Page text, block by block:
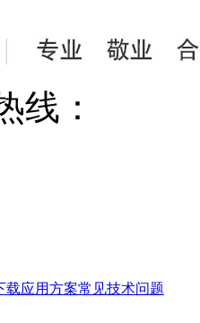
线：
载应用方案常见技术问题